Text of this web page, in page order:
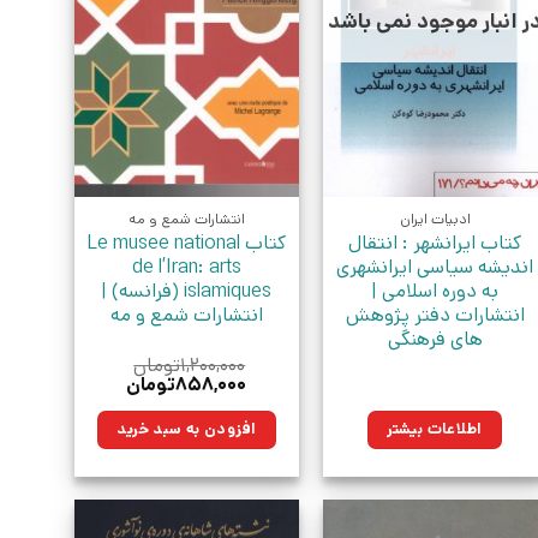
انبار موجود نمی باشد
ادبیات ایران
کتاب ایرانشهر : انتقال
اندیشه سیاسی ایرانشهری
به دوره اسلامی |
انتشارات دفتر پژوهش
های فرهنگی
اطلاعات بیشتر
انتشارات شمع و مه
کتاب Le musee national
de l’Iran: arts
islamiques (فرانسه) |
انتشارات شمع و مه
۱,۲۰۰,۰۰۰تومان
قیمت
۱,۲۰۰,۰۰۰تومان
بود.
۸۵۸,۰۰۰تومانقیمت
۸۵۸,۰۰۰تومان.افزودن به سبد خرید